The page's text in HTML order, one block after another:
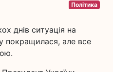
Політика
днів ситуація на
покращилася, але все